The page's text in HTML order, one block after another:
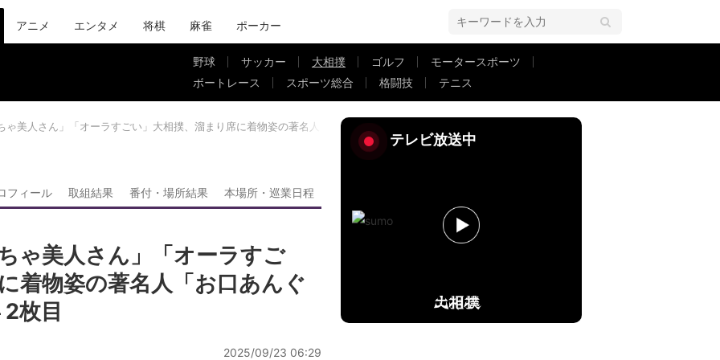
アニメ エンタメ 将棋 麻雀 ポーカー
野球 サッカー 大相撲 ゴルフ
モータースポーツ
ボートレース
スポーツ総合 格闘技 テニス
ゃ美人さん」「オーラすごい」大相撲、溜まり席に着物姿の著名人「お口あんぐりしてる」ファン歓喜
フィール 取組結果 番付・場所結果 本場所・巡業日程
ゃ美人さん」「オーラすご
着物姿の著名人「お口あんぐ
枚目
2025/09/23 06:29
テレビ放送中